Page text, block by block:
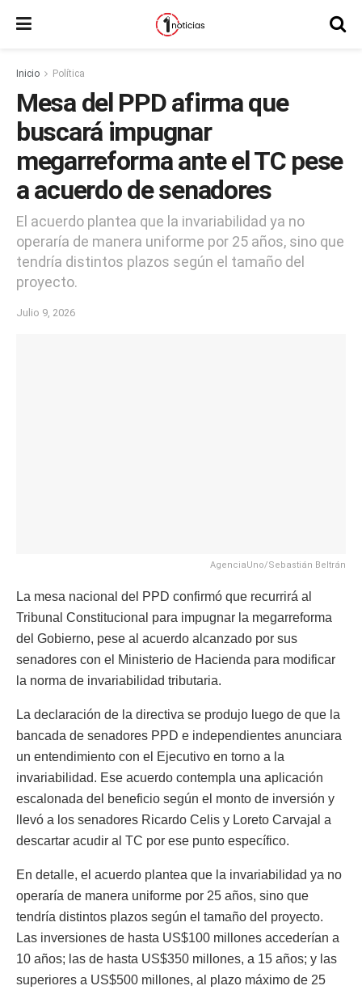
Inicio Política
Mesa del PPD afirma que
buscará impugnar
megarreforma ante el TC pese
a acuerdo de senadores
El acuerdo plantea que la invariabilidad ya no
operaría de manera uniforme por 25 años, sino que
tendría distintos plazos según el tamaño del
proyecto.
Julio 9, 2026
AgenciaUno/Sebastián Beltrán
La mesa nacional del PPD confirmó que recurrirá al
Tribunal Constitucional para impugnar la megarreforma
del Gobierno, pese al acuerdo alcanzado por sus
senadores con el Ministerio de Hacienda para modificar
la norma de invariabilidad tributaria.
La declaración de la directiva se produjo luego de que la
bancada de senadores PPD e independientes anunciara
un entendimiento con el Ejecutivo en torno a la
invariabilidad. Ese acuerdo contempla una aplicación
escalonada del beneficio según el monto de inversión y
llevó a los senadores Ricardo Celis y Loreto Carvajal a
descartar acudir al TC por ese punto específico.
En detalle, el acuerdo plantea que la invariabilidad ya no
operaría de manera uniforme por 25 años, sino que
tendría distintos plazos según el tamaño del proyecto.
Las inversiones de hasta US$100 millones accederían a
10 años; las de hasta US$350 millones, a 15 años; y las
superiores a US$500 millones, al plazo máximo de 25